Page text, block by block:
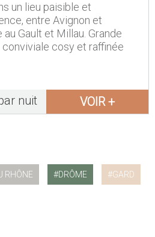
un lieu paisible et
entre Avignon et
Gault et Millau. Grande
cosy et raffinée
nuit VOIR +
RHÔNE DRÔME GARD